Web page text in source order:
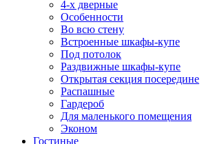
4-х дверные
Особенности
Во всю стену
Встроенные шкафы-купе
Под потолок
Раздвижные шкафы-купе
Открытая секция посередине
Распашные
Гардероб
Для маленького помещения
Эконом
Гостиные